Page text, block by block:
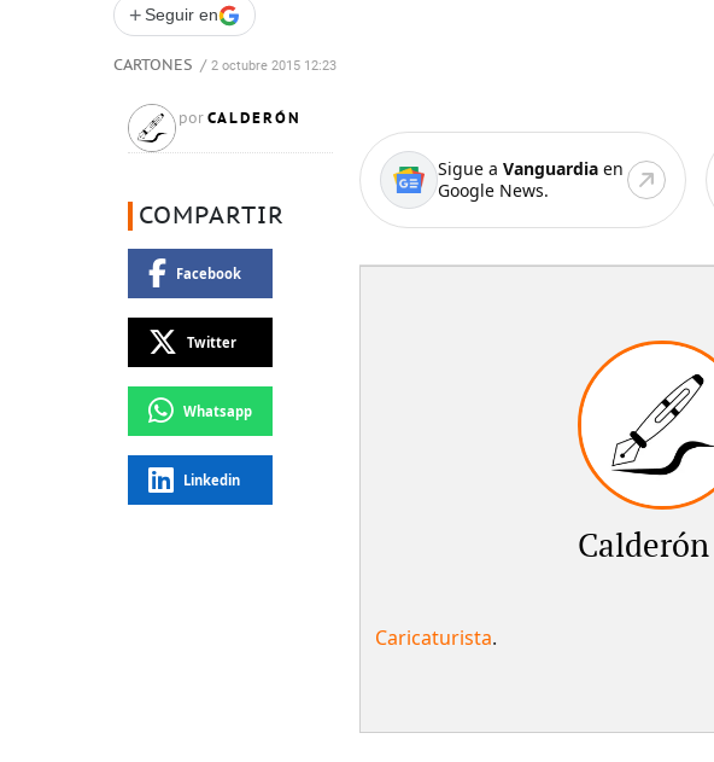
+ Seguir en
CARTONES / 2 octubre 2015 12:23
por CALDERÓN
COMPARTIR
Facebook
Twitter
Whatsapp
Linkedin
Sigue a Vanguardiaen
Google News.
Calderón
Caricaturista.